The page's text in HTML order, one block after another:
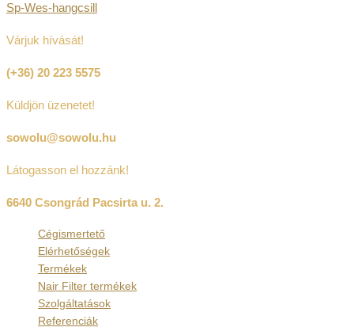
Sp-Wes-hangcsill
Várjuk hívását!
(+36) 20 223 5575
Küldjön üzenetet!
sowolu@sowolu.hu
Látogasson el hozzánk!
6640 Csongrád Pacsirta u. 2.
Cégismertető
Elérhetőségek
Termékek
Nair Filter termékek
Szolgáltatások
Referenciák